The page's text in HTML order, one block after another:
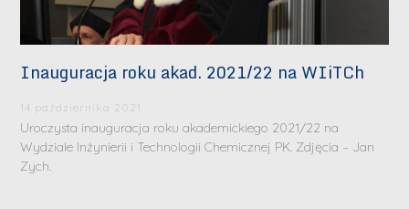
Inauguracja roku akad. 2021/22 na WIiTCh
14 października 2021
Uroczysta inauguracja roku akademickiego 2021/22 na
Wydziale Inżynierii i Technologii Chemicznej PK. Zdjęcia – Jan
Zych.